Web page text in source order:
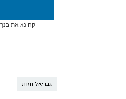
קח נא את בנך
גבריאל חזות